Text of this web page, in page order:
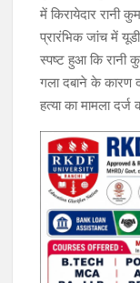
में किरायेदार रानी
प्रारंभिक जांच में
स्पष्ट हुआ कि रानी
गला दबाने के कारण
हत्या का मामला